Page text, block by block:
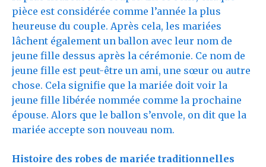
pièce est considérée comme l’année la plus
heureuse du couple. Après cela, les mariées
lâchent également un ballon avec leur nom de
jeune fille dessus après la cérémonie. Ce nom de
jeune fille est peut-être un ami, une sœur ou autre
chose. Cela signifie que la mariée doit voir la
jeune fille libérée nommée comme la prochaine
épouse. Alors que le ballon s’envole, on dit que la
mariée accepte son nouveau nom.
Histoire des robes de mariée traditionnelles